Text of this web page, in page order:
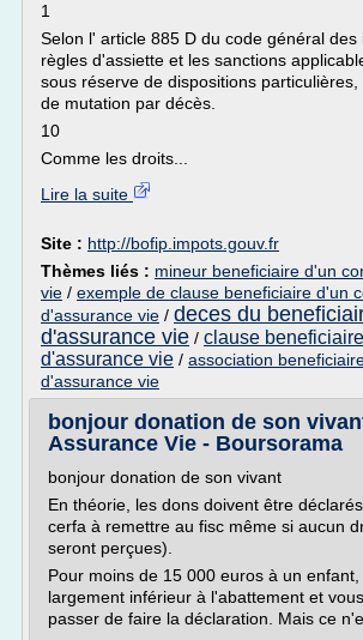
1
Selon l' article 885 D du code général des
règles d'assiette et les sanctions
sous réserve de dispositions
de mutation par décès.
10
Comme les droits...
Lire la suite
Site : http://bofip.impots.gouv.fr
Thèmes liés : mineur beneficiaire d'un
vie / exemple de clause beneficiaire d'un
d'assurance vie / deces du
d'assurance vie / clause
d'assurance vie / association
d'assurance vie
bonjour donation de son vivant
Assurance Vie - Boursorama
bonjour donation de son vivant
En théorie, les dons doivent être
cerfa à remettre au fisc même si aucun
seront perçues).
Pour moins de 15 000 euros à un
largement inférieur à l'abattement et
passer de faire la déclaration. Mais ce